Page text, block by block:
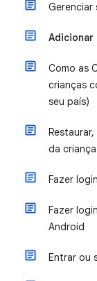
Gerenciar
Adicionar
Como as
crianças
seu país)
da criança
Fazer
Fazer
Android
Entrar ou